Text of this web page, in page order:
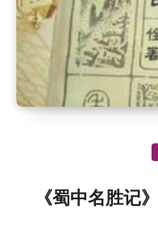
《蜀中名胜记